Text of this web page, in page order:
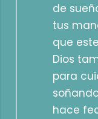
de
tus
que
Dios
para
hace